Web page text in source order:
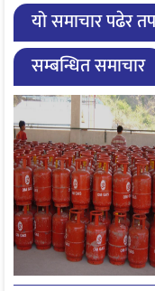
यो समाचार पढेर
सम्बन्धित समाचार